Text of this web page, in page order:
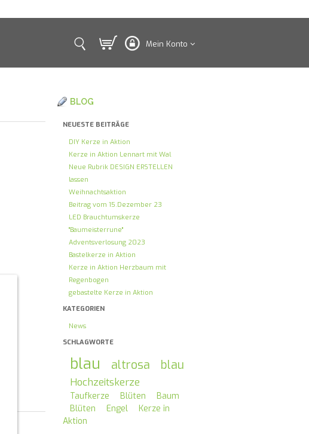
Mein Konto
BLOG
NEUESTE BEITRÄGE
DIY Kerze in Aktion
Kerze in Aktion Lennart mit Wal
Neue Rubrik DESIGN ERSTELLEN
lassen
Weihnachtsaktion
Beitrag vom 15.Dezember 23
LED Brauchtumskerze
"Baumeisterrune"
Adventsverlosung 2023
Bastelkerze in Aktion
Kerze in Aktion Herzbaum mit
Regenbogen
gebastelte Kerze in Aktion
KATEGORIEN
News
SCHLAGWORTE
blau altrosa blau
Hochzeitskerze
Taufkerze Blüten
Baum
Blüten
Engel
Kerze in
Aktion